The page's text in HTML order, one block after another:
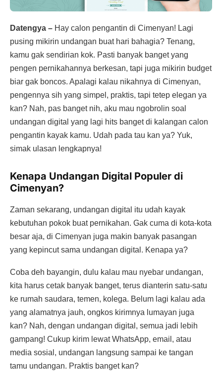
Datengya – Hay calon pengantin di Cimenyan! Lagi
pusing mikirin undangan buat hari bahagia? Tenang,
kamu gak sendirian kok. Pasti banyak banget yang
pengen pernikahannya berkesan, tapi juga mikirin budget
biar gak boncos. Apalagi kalau nikahnya di Cimenyan,
pengennya sih yang simpel, praktis, tapi tetep elegan ya
kan? Nah, pas banget nih, aku mau ngobrolin soal
undangan digital yang lagi hits banget di kalangan calon
pengantin kayak kamu. Udah pada tau kan ya? Yuk,
simak ulasan lengkapnya!
Kenapa Undangan Digital Populer di
Cimenyan?
Zaman sekarang, undangan digital itu udah kayak
kebutuhan pokok buat pernikahan. Gak cuma di kota-kota
besar aja, di Cimenyan juga makin banyak pasangan
yang kepincut sama undangan digital. Kenapa ya?
Coba deh bayangin, dulu kalau mau nyebar undangan,
kita harus cetak banyak banget, terus dianterin satu-satu
ke rumah saudara, temen, kolega. Belum lagi kalau ada
yang alamatnya jauh, ongkos kirimnya lumayan juga
kan? Nah, dengan undangan digital, semua jadi lebih
gampang! Cukup kirim lewat WhatsApp, email, atau
media sosial, undangan langsung sampai ke tangan
tamu undangan. Praktis banget kan?